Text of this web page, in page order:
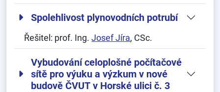
Spolehlivost plynovodních potrubí
Řešitel: prof. Ing.Josef Jíra, CSc.
Vybudování celoplošné počítačové
sítě pro výuku a výzkum v nové
budově ČVUT v Horské ulici č. 3